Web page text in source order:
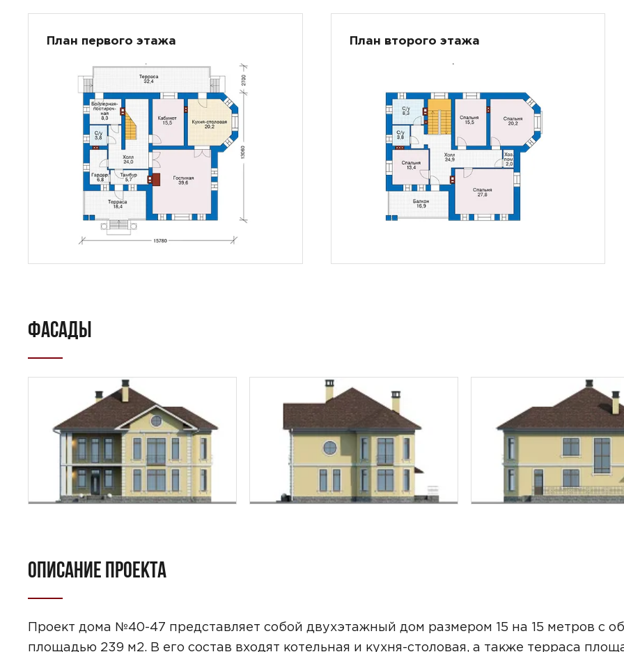
План первого этажа План второго этажа
ФАСАДЫ
ОПИСАНИЕ ПРОЕКТА
Проект дома №40-47 представляет собой двухэтажный дом размером 15 на 15 метров с
площадью 239 м2. В его состав входят котельная и кухня-столовая, а также терраса